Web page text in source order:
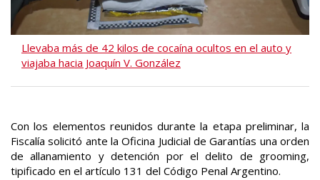
Llevaba más de 42 kilos de cocaína ocultos en el auto y
viajaba hacia Joaquín V. González
Con los elementos reunidos durante la etapa preliminar, la
Fiscalía solicitó ante la Oficina Judicial de Garantías una orden
de allanamiento y detención por el delito de grooming,
tipificado en el artículo 131 del Código Penal Argentino.